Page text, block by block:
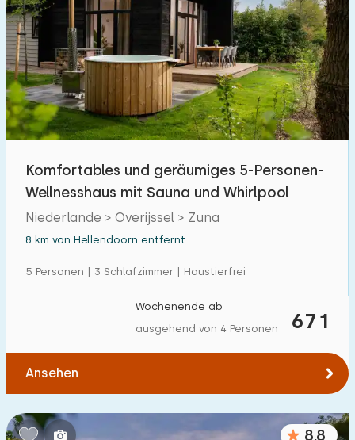
(max. km)
0,2 0,5 2
Unterkunft
Nicht im Ferienpark 2
Im Ferienpark
Einfamilienhaus
Hausboot 0
Komfortables und geräumiges 5-Personen-
Wellnesshaus mit Sauna und Whirlpool
Niederlande > Overijssel > Zuna
8 km von Hellendoorn entfernt
5 Personen | 3 Schlafzimmer | Haustierfrei
671
Wochenende ab
ausgehend von 4 Personen
Ansehen
8,8